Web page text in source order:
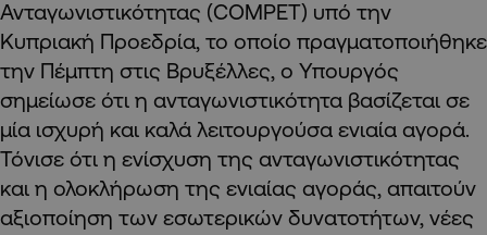
Ανταγωνιστικότητας (COMPET) υπό την
Κυπριακή Προεδρία, το οποίο πραγματοποιήθηκε
την Πέμπτη στις Βρυξέλλες, ο Υπουργός
σημείωσε ότι η ανταγωνιστικότητα βασίζεται σε
μία ισχυρή και καλά λειτουργούσα ενιαία αγορά.
Τόνισε ότι η ενίσχυση της ανταγωνιστικότητας
και η ολοκλήρωση της ενιαίας αγοράς, απαιτούν
αξιοποίηση των εσωτερικών δυνατοτήτων, νέες